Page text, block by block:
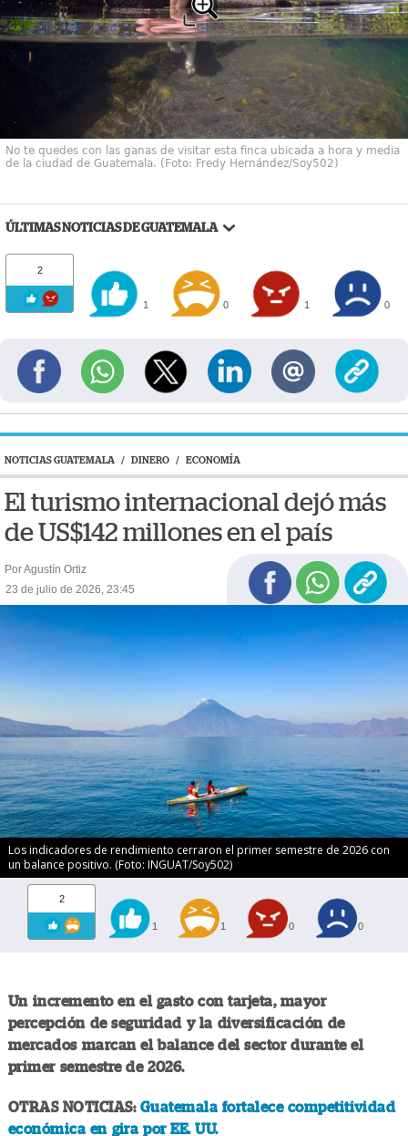
No te quedes con las ganas de visitar esta finca ubicada a hora y media
de la ciudad de Guatemala. (Foto: Fredy Hernández/Soy502)
ÚLTIMAS NOTICIAS DE GUATEMALA
2
1 0 1 0
NOTICIAS GUATEMALA / DINERO / ECONOMÍA
El turismo internacional dejó más
de US$142 millones en el país
Por Agustín Ortiz
23 de julio de 2026, 23:45
Los indicadores de rendimiento cerraron el primer semestre de 2026 con
un balance positivo. (Foto: INGUAT/Soy502)
2
1 1 0 0
Un incremento en el gasto con tarjeta, mayor
percepción de seguridad y la diversificación de
mercados marcan el balance del sector durante el
primer semestre de 2026.
OTRAS NOTICIAS: Guatemala fortalece competitividad
económica en gira por EE. UU.